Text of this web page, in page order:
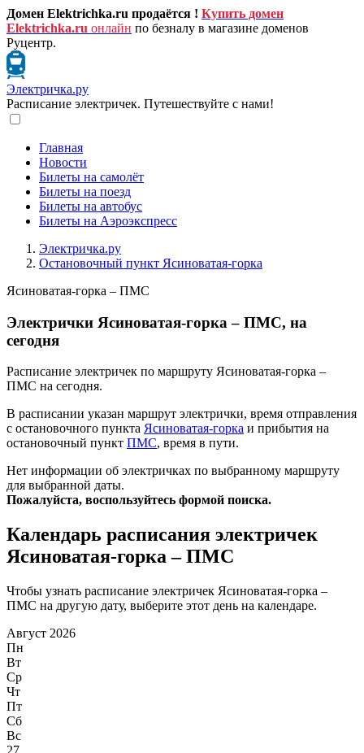
Домен Elektrichka.ru продаётся ! Купить домен
Elektrichka.ru онлайн по безналу в магазине доменов
Руцентр.
Электричка.ру
Расписание электричек. Путешествуйте с нами!
Главная
Новости
Билеты на самолёт
Билеты на поезд
Билеты на автобус
Билеты на Аэроэкспресс
Электричка.ру
Остановочный пункт Ясиноватая-горка
Ясиноватая-горка – ПМС
Электрички Ясиноватая-горка – ПМС, на
сегодня
Расписание электричек по маршруту Ясиноватая-горка –
ПМС на сегодня.
В расписании указан маршрут электрички, время отправления
с остановочного пункта Ясиноватая-горка и прибытия на
остановочный пункт ПМС, время в пути.
Нет информации об электричках по выбранному маршруту
для выбранной даты.
Пожалуйста, воспользуйтесь формой поиска.
Календарь расписания электричек
Ясиноватая-горка – ПМС
Чтобы узнать расписание электричек Ясиноватая-горка –
ПМС на другую дату, выберите этот день на календаре.
Август 2026
Пн
Вт
Ср
Чт
Пт
Сб
Вс